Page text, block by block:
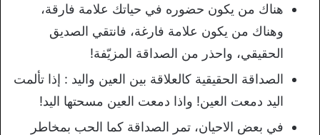
هناك من يكون حضوره في حياتك علامة فارقة،
وهناك من يكون علامة فارغة، فانتقي الصديق
الحقيقي، واحذر من الصداقة المزيّفة!
الصداقة الحقيقية كالعلاقة بين العين واليد : إذا تألمت
اليد دمعت العين! واذا دمعت العين مسحتها اليد!
في بعض الاحيان، تمر الصداقة كما الحب بمخاطر